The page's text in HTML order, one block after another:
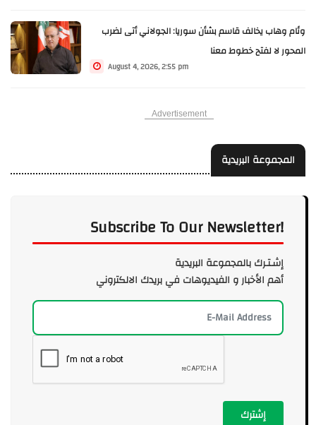
وئام وهاب يخالف قاسم بشأن سوريا: الجولاني أتى لضرب
المحور لا لفتح خطوط معنا
August 4, 2026, 2:55 pm
Advertisement
المجموعة البريدية
Subscribe To Our Newsletter!
إشـتـرك بالمجموعة البريدية
أهم الأخبار و الفيديوهات في بريدك الالكتروني
إشترك